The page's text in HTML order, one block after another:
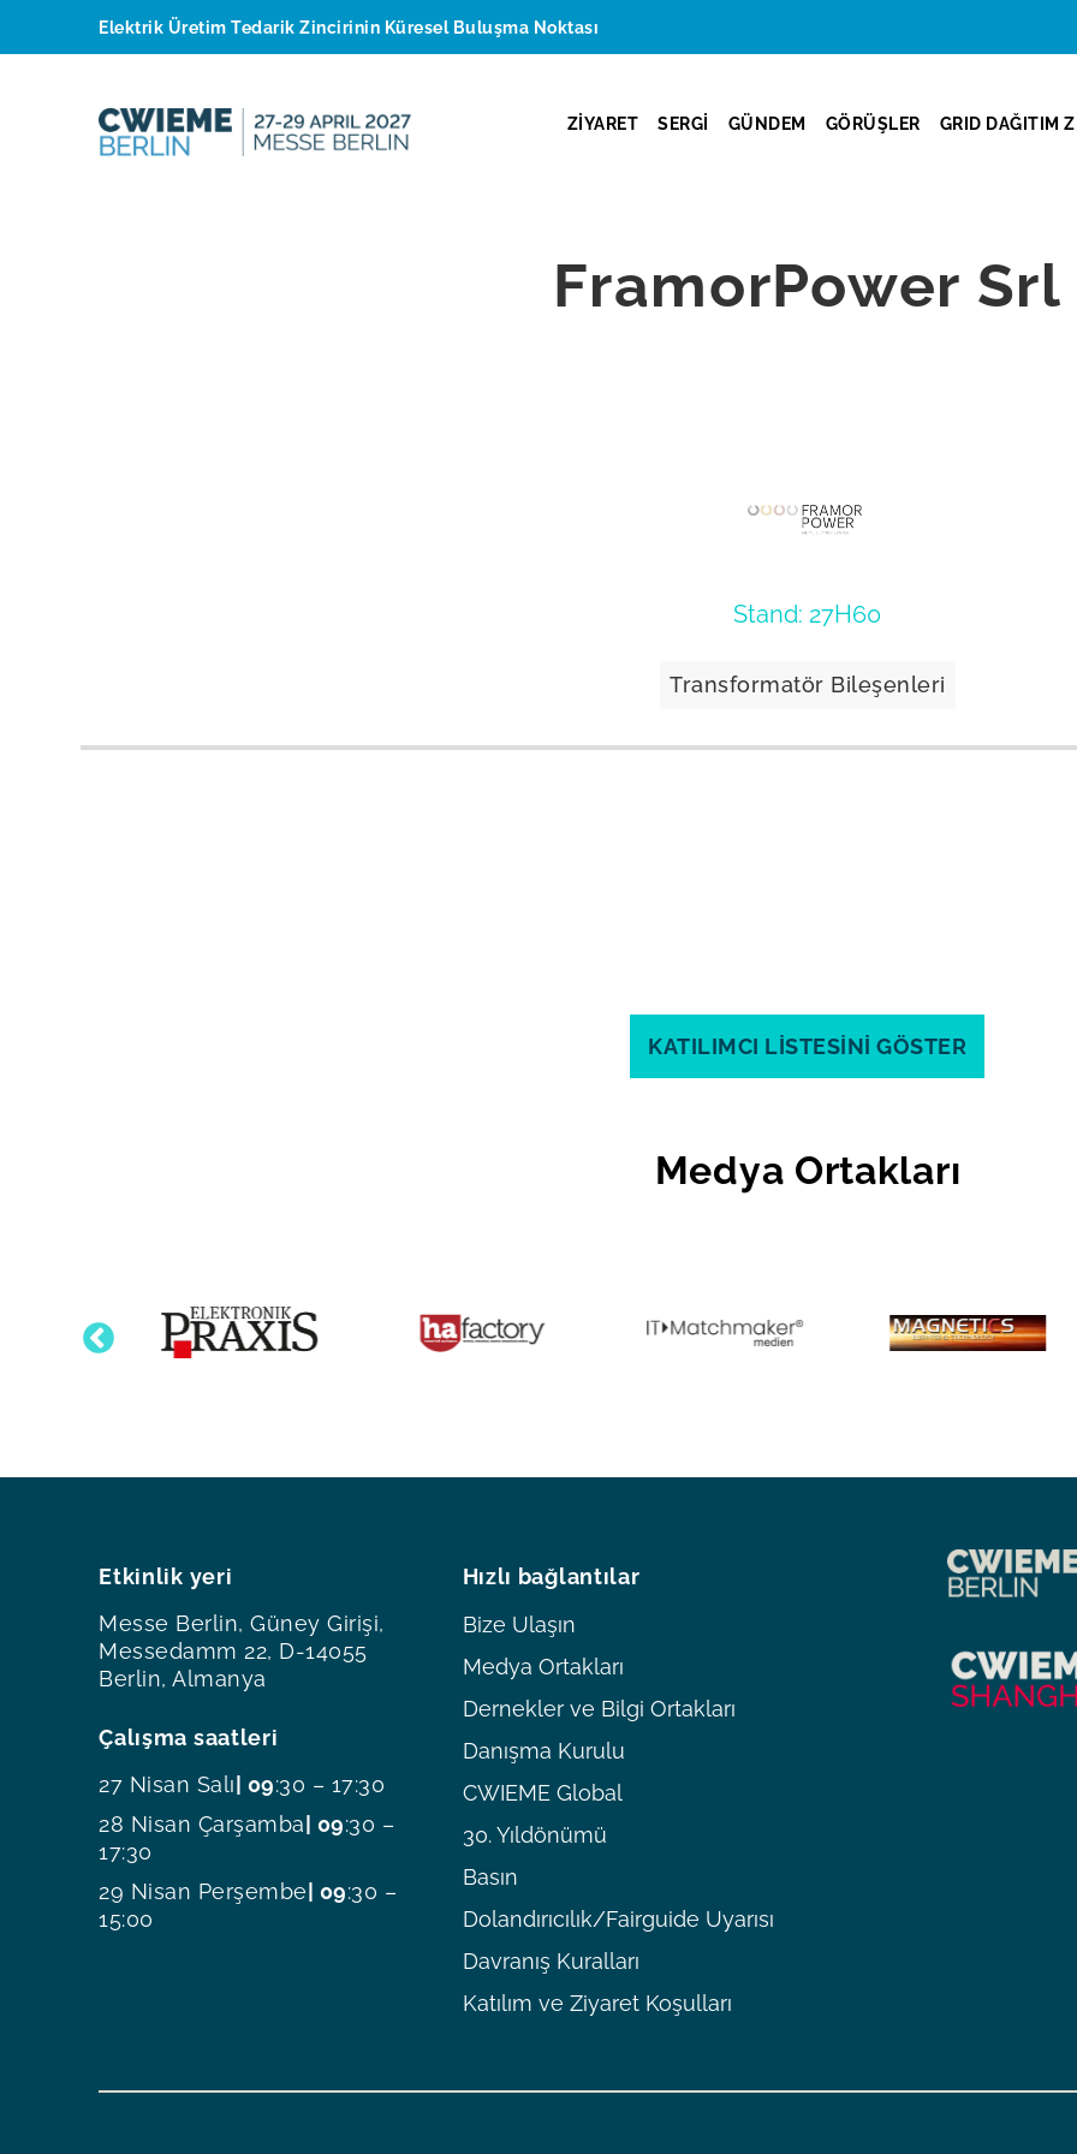
Elektrik Üretim Tedarik Zincirinin Küresel Buluşma Noktası
ZİYARET SERGİ GÜNDEM GÖRÜŞLER GRID DAĞITIM
FramorPower Srl
Stand: 27H60
Transformatör Bileşenleri
KATILIMCI LİSTESİNİ GÖSTER
Medya Ortakları
Etkinlik yeri
Messe Berlin, Güney Girişi,
Messedamm 22, D-14055
Berlin, Almanya
Çalışma saatleri
27 Nisan Salı | 09:30 – 17:30
28 Nisan Çarşamba | 09:30 –
17:30
29 Nisan Perşembe | 09:30 –
15:00
Hızlı bağlantılar
Bize Ulaşın
Medya Ortakları
Dernekler ve Bilgi Ortakları
Danışma Kurulu
CWIEME Global
30. Yıldönümü
Basın
Dolandırıcılık/Fairguide Uyarısı
Davranış Kuralları
Katılım ve Ziyaret Koşulları